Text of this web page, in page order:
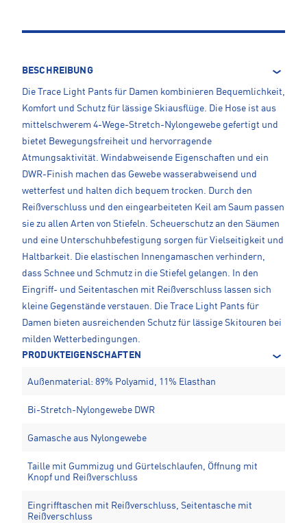
BESCHREIBUNG
Die Trace Light Pants für Damen kombinieren Bequemlichkeit,
Komfort und Schutz für lässige Skiausflüge. Die Hose ist aus
mittelschwerem 4-Wege-Stretch-Nylongewebe gefertigt und
bietet Bewegungsfreiheit und hervorragende
Atmungsaktivität. Windabweisende Eigenschaften und ein
DWR-Finish machen das Gewebe wasserabweisend und
wetterfest und halten dich bequem trocken. Durch den
Reißverschluss und den eingearbeiteten Keil am Saum passen
sie zu allen Arten von Stiefeln. Scheuerschutz an den Säumen
und eine Unterschuhbefestigung sorgen für Vielseitigkeit und
Haltbarkeit. Die elastischen Innengamaschen verhindern,
dass Schnee und Schmutz in die Stiefel gelangen. In den
Eingriff- und Seitentaschen mit Reißverschluss lassen sich
kleine Gegenstände verstauen. Die Trace Light Pants für
Damen bieten ausreichenden Schutz für lässige Skitouren bei
milden Wetterbedingungen.
PRODUKTEIGENSCHAFTEN
Außenmaterial: 89% Polyamid, 11% Elasthan
Bi-Stretch-Nylongewebe DWR
Gamasche aus Nylongewebe
Taille mit Gummizug und Gürtelschlaufen, Öffnung mit
Knopf und Reißverschluss
Eingrifftaschen mit Reißverschluss, Seitentasche mit
Reißverschluss